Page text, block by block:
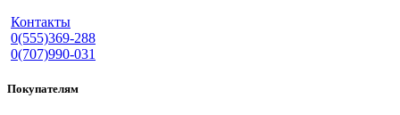
Контакты
0(555)369-288
0(707)990-031
Покупателям